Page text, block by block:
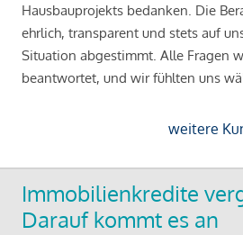
Hausbauprojekts bedanken. Die
ehrlich, transparent und stets auf
Situation abgestimmt. Alle Fragen
beantwortet, und wir fühlten uns
weitere
Immobilienkredite
Darauf kommt es an